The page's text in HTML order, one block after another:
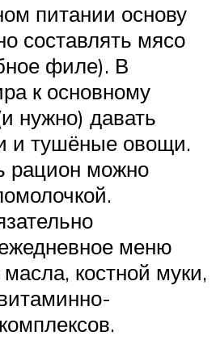
питании основу
составлять мясо
филе). В
к основному
нужно) давать
и тушёные овощи.
рацион можно
меню
масла, костной муки,